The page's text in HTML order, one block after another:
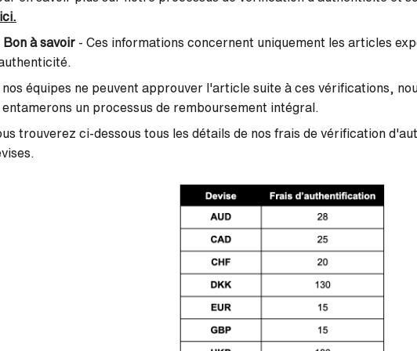
ici.
Bon à savoir - Ces informations concernent uniquement les articles
nos équipes ne peuvent approuver l'article suite à ces vérifications,
un processus de remboursement intégral.
trouverez ci-dessous tous les détails de nos frais de vérification